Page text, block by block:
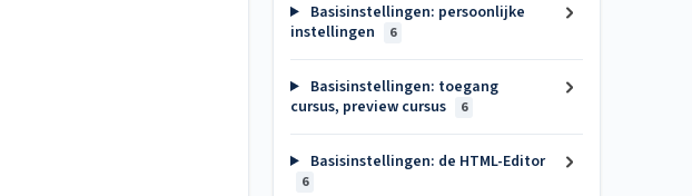
Basisinstellingen: persoonlijke
instellingen
6
Basisinstellingen: toegang
cursus, preview cursus
6
Basisinstellingen: de HTML-Editor
6